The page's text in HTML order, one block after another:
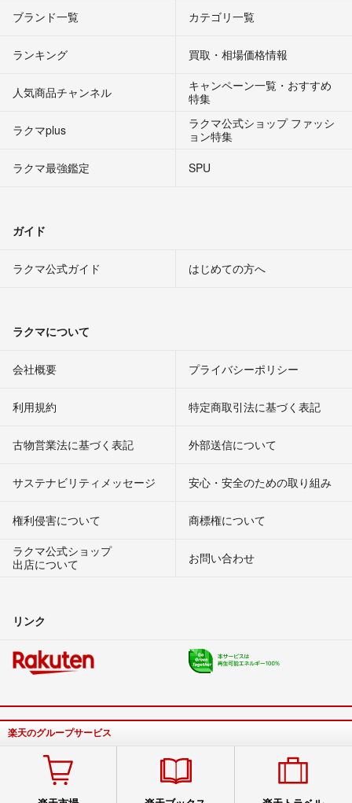
ブランド一覧 カテゴリ一覧
ランキング 買取・相場価格情報
人気商品チャンネル
キャンペーン一覧・おすすめ
特集
ラクマplus
ラクマ公式ショップ ファッシ
ョン特集
ラクマ最強鑑定
SPU
ガイド
ラクマ公式ガイド はじめての方へ
ラクマについて
会社概要 プライバシーポリシー
利用規約 特定商取引法に基づく表記
古物営業法に基づく表記 外部送信について
サステナビリティメッセージ 安心・安全のための取り組み
権利侵害について
商標権について
ラクマ公式ショップ
出店について
お問い合わせ
リンク
楽天のグループサービス